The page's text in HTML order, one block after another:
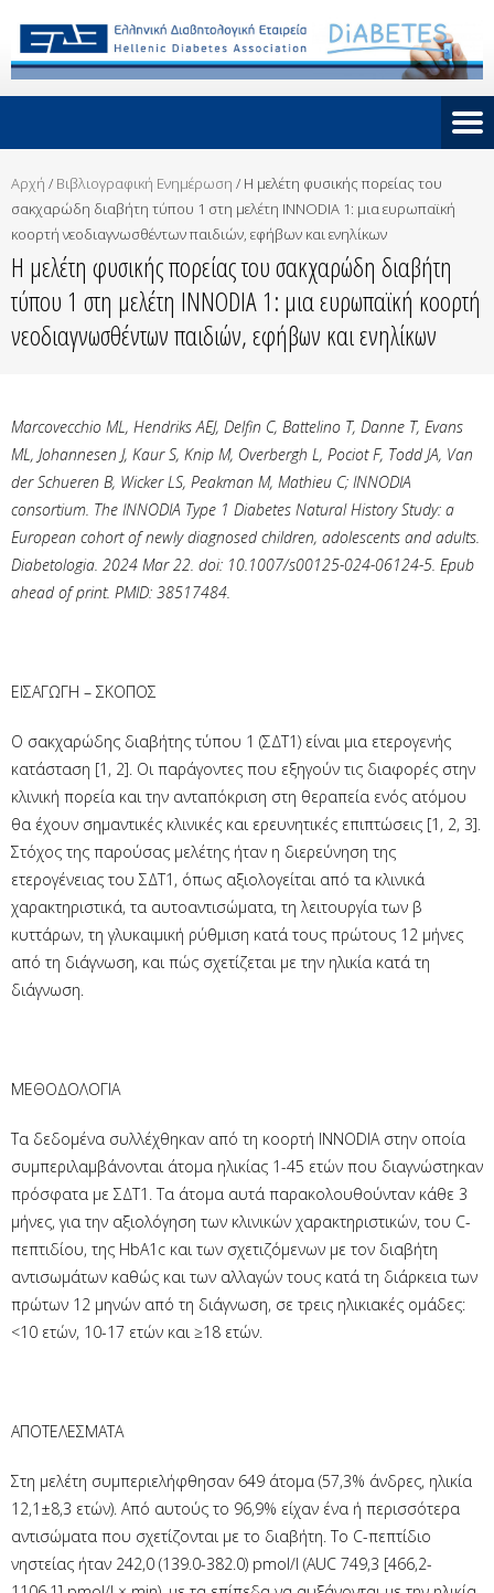
Αρχή / Βιβλιογραφική Ενημέρωση / Η μελέτη φυσικής πορείας του
σακχαρώδη διαβήτη τύπου 1 στη μελέτη INNODIA 1: μια ευρωπαϊκή
κοορτή νεοδιαγνωσθέντων παιδιών, εφήβων και ενηλίκων
Η μελέτη φυσικής πορείας του σακχαρώδη διαβήτη
τύπου 1 στη μελέτη INNODIA 1: μια ευρωπαϊκή κοορτή
νεοδιαγνωσθέντων παιδιών, εφήβων και ενηλίκων
Marcovecchio ML, Hendriks AEJ, Delfin C, Battelino T, Danne T, Evans
ML, Johannesen J, Kaur S, Knip M, Overbergh L, Pociot F, Todd JA, Van
der Schueren B, Wicker LS, Peakman M, Mathieu C; INNODIA
consortium. The INNODIA Type 1 Diabetes Natural History Study: a
European cohort of newly diagnosed children, adolescents and adults.
Diabetologia. 2024 Mar 22. doi: 10.1007/s00125-024-06124-5. Epub
ahead of print. PMID: 38517484.
ΕΙΣΑΓΩΓΗ – ΣΚΟΠΟΣ
Ο σακχαρώδης διαβήτης τύπου 1 (ΣΔΤ1) είναι μια ετερογενής
κατάσταση [1, 2]. Οι παράγοντες που εξηγούν τις διαφορές στην
κλινική πορεία και την ανταπόκριση στη θεραπεία ενός ατόμου
θα έχουν σημαντικές κλινικές και ερευνητικές επιπτώσεις [1, 2, 3].
Στόχος της παρούσας μελέτης ήταν η διερεύνηση της
ετερογένειας του ΣΔΤ1, όπως αξιολογείται από τα κλινικά
χαρακτηριστικά, τα αυτοαντισώματα, τη λειτουργία των β
κυττάρων, τη γλυκαιμική ρύθμιση κατά τους πρώτους 12 μήνες
από τη διάγνωση, και πώς σχετίζεται με την ηλικία κατά τη
διάγνωση.
ΜΕΘΟΔΟΛΟΓΙΑ
Τα δεδομένα συλλέχθηκαν από τη κοορτή INNODIA στην οποία
συμπεριλαμβάνονται άτομα ηλικίας 1-45 ετών που διαγνώστηκαν
πρόσφατα με ΣΔΤ1. Τα άτομα αυτά παρακολουθούνταν κάθε 3
μήνες, για την αξιολόγηση των κλινικών χαρακτηριστικών, του C-
πεπτιδίου, της HbA1c και των σχετιζόμενων με τον διαβήτη
αντισωμάτων καθώς και των αλλαγών τους κατά τη διάρκεια των
πρώτων 12 μηνών από τη διάγνωση, σε τρεις ηλικιακές ομάδες:
<10 ετών, 10-17 ετών και ≥18 ετών.
ΑΠΟΤΕΛΕΣΜΑΤΑ
Στη μελέτη συμπεριελήφθησαν 649 άτομα (57,3% άνδρες, ηλικία
12,1±8,3 ετών). Από αυτούς το 96,9% είχαν ένα ή περισσότερα
αντισώματα που σχετίζονται με το διαβήτη. Το C-πεπτίδιο
νηστείας ήταν 242,0 (139.0-382.0) pmol/l (AUC 749,3 [466,2-